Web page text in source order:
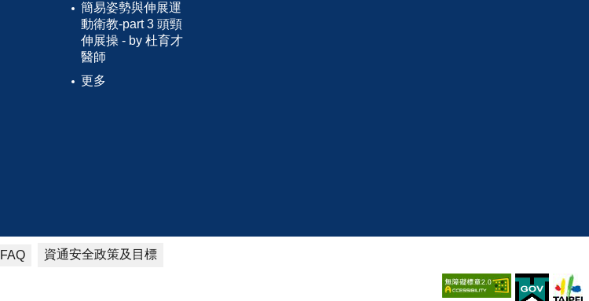
簡易姿勢與伸展運
動衛教-part 3 頭頸
伸展操 - by 杜育才
醫師
更多
FAQ 資通安全政策及目標